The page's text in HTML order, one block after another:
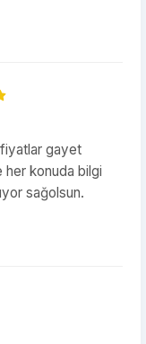
fiyatlar gayet
konuda bilgi
sağolsun.